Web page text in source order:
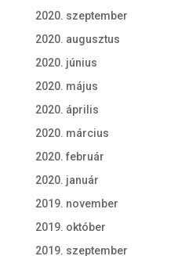
2020. szeptember
2020. augusztus
2020. június
2020. május
2020. április
2020. március
2020. február
2020. január
2019. november
2019. október
2019. szeptember